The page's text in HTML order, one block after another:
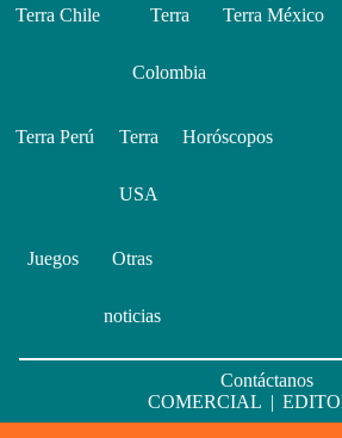
Terra Chile Terra
Colombia
Terra México
Terra Perú Terra
USA
Horóscopos
Juegos Otras
noticias
Contáctanos
COMERCIAL |